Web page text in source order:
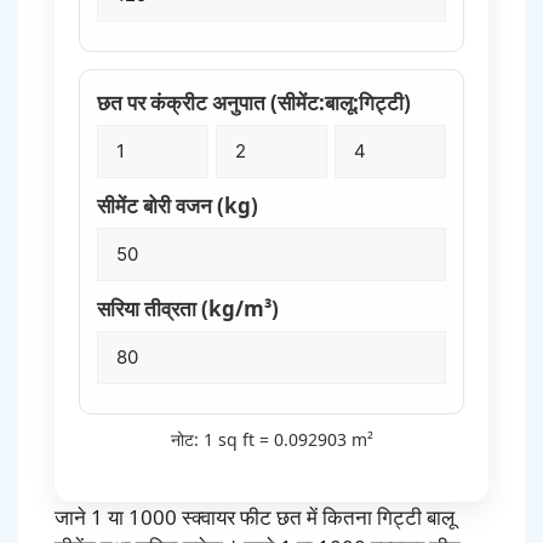
छत पर कंक्रीट अनुपात (सीमेंट:बालू:गिट्टी)
सीमेंट बोरी वजन (kg)
सरिया तीव्रता (kg/m³)
नोट: 1 sq ft = 0.092903 m²
जाने 1 या 1000 स्क्वायर फीट छत में कितना गिट्टी बालू